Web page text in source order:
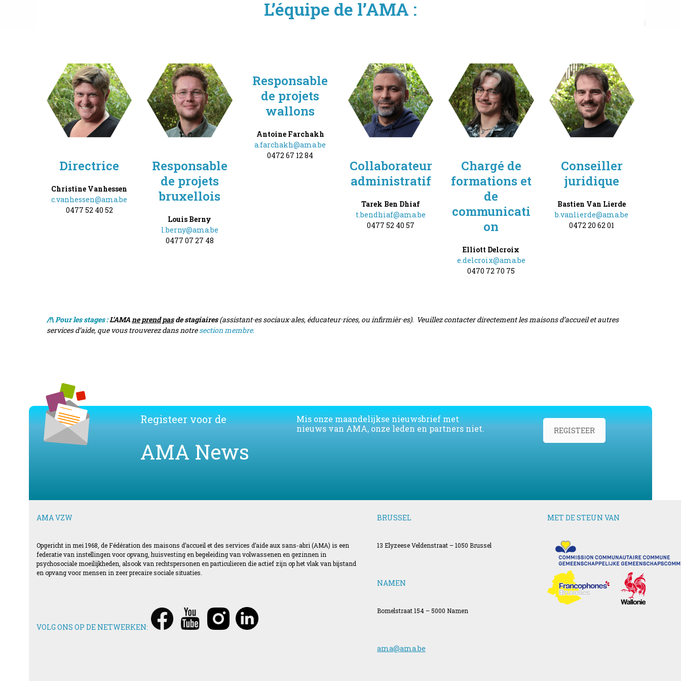
L’équipe de l’AMA :
Directrice
Christine Vanhessen
c.vanhessen@ama.be
0477 52 40 52
Responsable
de projets
bruxellois
Louis Berny
l.berny@ama.be
0477 07 27 48
Responsable
de projets
wallons
Antoine Farchakh
a.farchakh@ama.be
0472 67 12 84
Collaborateur
administratif
Tarek Ben Dhiaf
t.bendhiaf@ama.be
0477 52 40 57
Chargé de
formations et
de
communicati
on
Elliott Delcroix
e.delcroix@ama.be
0470 72 70 75
Conseiller
juridique
Bastien Van Lierde
b.vanlierde@ama.be
0472 20 62 01
/!\ Pour les stages :L’AMAne prend pasde stagiaires(assistant·es sociaux·ales, éducateur·rices, ou infirmièr·es). Veuillez contacter directement les maisons d’accueil et autres
services d’aide, que vous trouverez dans notresection membre.
Registeer voor de
AMA News
Mis onze maandelijkse nieuwsbrief met
nieuws van AMA, onze leden en partners niet.
REGISTEER
AMA VZW
Opgericht in mei 1968, de Fédération des maisons d’accueil et des services d’aide aux sans-abri (AMA) is een
federatie van instellingen voor opvang, huisvesting en begeleiding van volwassenen en gezinnen in
psychosociale moeilijkheden, alsook van rechtspersonen en particulieren die actief zijn op het vlak van bijstand
en opvang voor mensen in zeer precaire sociale situaties.
VOLG ONS OP DE NETWERKEN:
BRUSSEL
13 Elyzeese Veldenstraat – 1050 Brussel
NAMEN
Bomelstraat 154 – 5000 Namen
ama@ama.be
MET DE STEUN VAN